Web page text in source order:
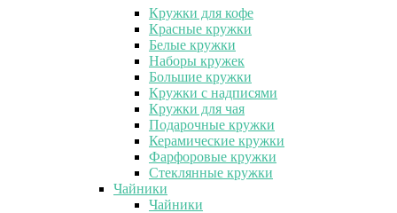
Кружки для кофе
Красные кружки
Белые кружки
Наборы кружек
Большие кружки
Кружки с надписями
Кружки для чая
Подарочные кружки
Керамические кружки
Фарфоровые кружки
Стеклянные кружки
Чайники
Чайники